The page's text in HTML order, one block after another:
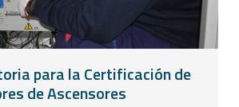
para la Certificación de
de Ascensores